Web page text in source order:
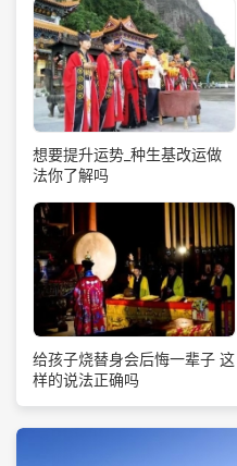
想要提升运势_种生基改运做
法你了解吗
给孩子烧替身会后悔一辈子 这
样的说法正确吗